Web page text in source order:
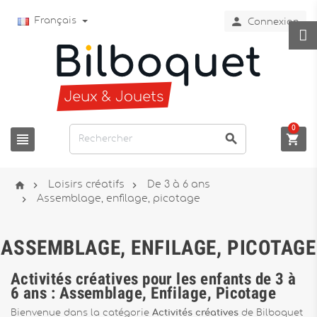
Français  Connexion
  
0
  Loisirs créatifs  De 3 à 6 ans
 Assemblage, enfilage, picotage
ASSEMBLAGE, ENFILAGE, PICOTAGE
Activités créatives pour les enfants de 3 à
6 ans : Assemblage, Enfilage, Picotage
Bienvenue dans la catégorie Activités créatives de Bilboquet